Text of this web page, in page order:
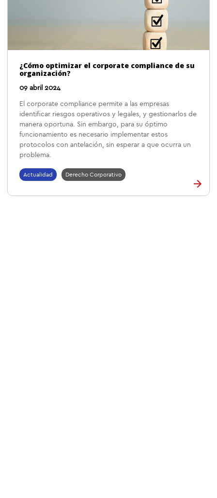
¿Cómo optimizar el corporate compliance de su
organización?
09 abril 2024
El corporate compliance permite a las empresas
identificar riesgos operativos y legales, y gestionarlos de
manera oportuna. Sin embargo, para su óptimo
funcionamiento es necesario implementar estos
protocolos con antelación, sin esperar a que ocurra un
problema.
Actualidad Derecho Corporativo